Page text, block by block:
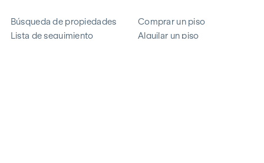
Búsqueda de propiedades
Lista de seguimiento
Comprar un piso
Alquilar un piso